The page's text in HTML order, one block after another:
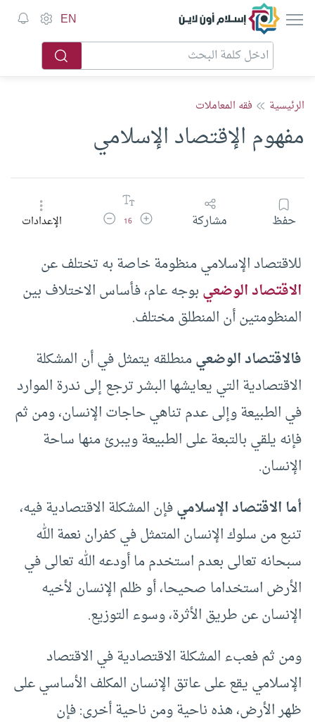
إسلام أون لاين EN
الرئيسية فقه المعاملات
مفهوم الإقتصاد الإسلامي
حفظ مشاركة زيادة حجم الخط
16 تقليل حجم الخطالإعدادات
للاقتصاد الإسلامي منظومة خاصة به تختلف عن
الاقتصاد الوضعيبوجه عام، فأساس الاختلاف بين
المنظومتين أن المنطلق مختلف.
فالاقتصاد الوضعيمنطلقه يتمثل في أن المشكلة
الاقتصادية التي يعايشها البشر ترجع إلى ندرة الموارد
في الطبيعة وإلى عدم تناهي حاجات الإنسان، ومن ثم
فإنه يلقي بالتبعة على الطبيعة ويبرئ منها ساحة
الإنسان.
أما الاقتصاد الإسلاميفإن المشكلة الاقتصادية فيه،
تنبع من سلوك الإنسان المتمثل في كفران نعمة الله
سبحانه تعالى بعدم استخدم ما أودعه الله تعالى في
الأرض استخداما صحيحا، أو ظلم الإنسان لأخيه
الإنسان عن طريق الأثرة، وسوء التوزيع.
ومن ثم فعبء المشكلة الاقتصادية في الاقتصاد
الإسلامي يقع على عاتق الإنسان المكلف الأساسي على
ظهر الأرض، هذه ناحية ومن ناحية أخرى: فإن